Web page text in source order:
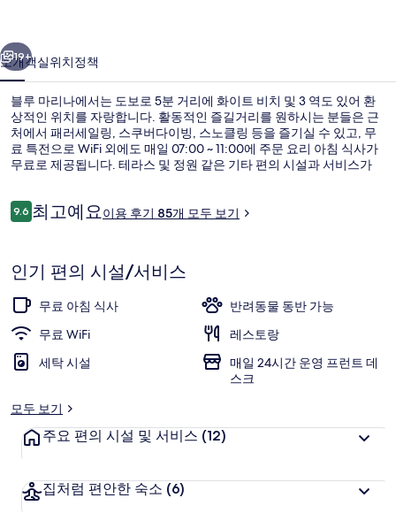
진
갤
러
리
19+
소개객실위치정책
블루 마리나에서는 도보로 5분 거리에 화이트 비치 및 3 역도 있어 환
상적인 위치를 자랑합니다. 활동적인 즐길거리를 원하시는 분들은 근
처에서 패러세일링, 스쿠버다이빙, 스노클링 등을 즐기실 수 있고, 무
료 특전으로 WiFi 외에도 매일 07:00 ~ 11:00에 주문 요리 아침 식사가
무료로 제공됩니다. 테라스 및 정원 같은 기타 편의 시설과 서비스가
이
용
기
9.610점 만점 중 9.6점.
최고예요이용 후기 85개 모두 보기
인기 편의 시설/서비스
무료 아침 식사
반려동물 동반 가능
무료 WiFi
레스토랑
세탁 시설
매일 24시간 운영 프런트 데
스크
모두 보기
주요 편의 시설 및 서비스 (12)
집처럼 편안한 숙소 (6)